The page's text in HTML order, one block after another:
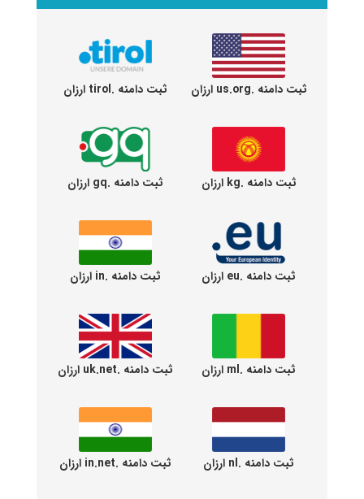
ثبت دامنه .us.org ارزان ثبت دامنه .tirol ارزان
ثبت دامنه .kg ارزان ثبت دامنه .gq ارزان
ثبت دامنه .eu ارزان ثبت دامنه .in ارزان
ثبت دامنه .ml ارزان ثبت دامنه .uk.net ارزان
ثبت دامنه .nl ارزان ثبت دامنه .in.net ارزان